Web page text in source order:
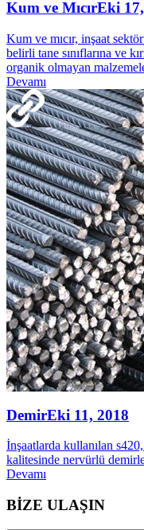
Kum ve MıcırEki
Kum ve mıcır, inşaat
belirli tane sınıflarına ve
organik olmayan
Devamı
DemirEki 11, 2018
İnşaatlarda kullanılan
kalitesinde nervürlü
Devamı
BİZE ULAŞIN